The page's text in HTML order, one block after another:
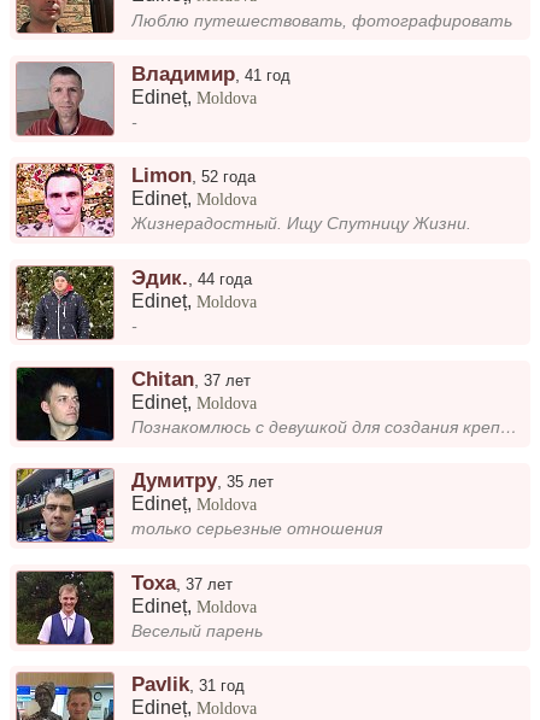
Люблю путешествовать, фотографировать
Владимир ,41 год
Edineț,Moldova
-
Limon ,52 года
Edineț,Moldova
Жизнерадостный. Ищу Спутницу Жизни.
Эдик. ,44 года
Edineț,Moldova
-
Chitan ,37 лет
Edineț,Moldova
Познакомлюсь с девушкой для создания крепких взаимоотношений
Думитру,35 лет
Edineț,Moldova
только серьезные отношения
Тоха,37 лет
Edineț,Moldova
Веселый парень
Pavlik ,31 год
Edineț,Moldova